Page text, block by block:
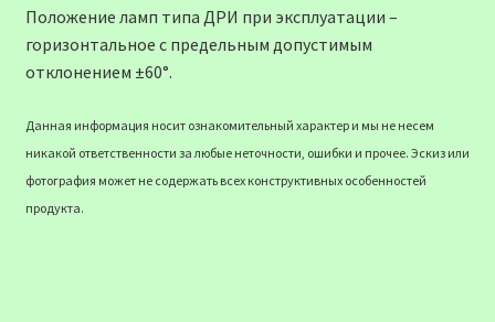
Положение ламп типа ДРИ при эксплуатации –
горизонтальное с предельным допустимым
отклонением ±60°.
Данная информация носит ознакомительный характер и мы не несем
никакой ответственности за любые неточности, ошибки и прочее. Эскиз или
фотография может не содержать всех конструктивных особенностей
продукта.